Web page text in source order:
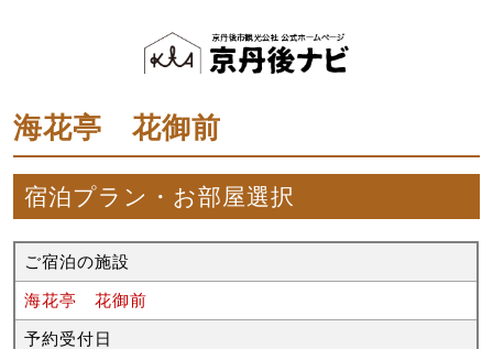
海花亭 花御前
宿泊プラン・お部屋選択
ご宿泊の施設
海花亭 花御前
予約受付日